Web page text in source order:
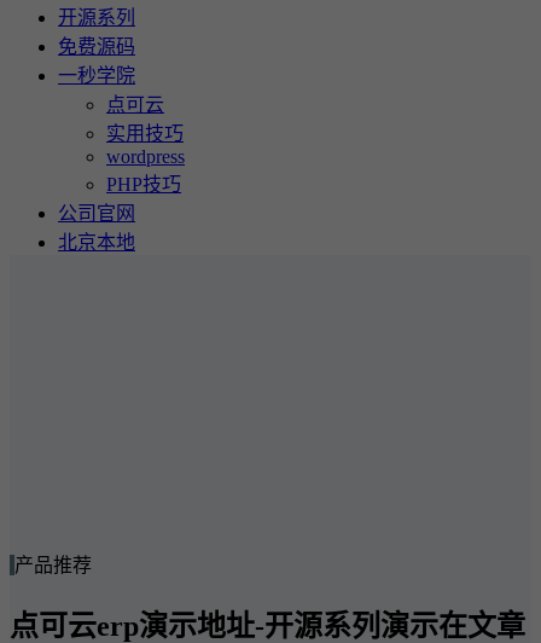
开源系列
免费源码
一秒学院
点可云
实用技巧
wordpress
PHP技巧
公司官网
北京本地
产品推荐
点可云erp演示地址-开源系列演示在文章